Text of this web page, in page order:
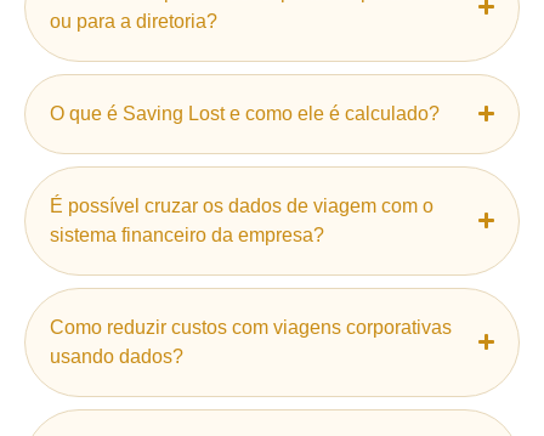
ou para a diretoria?
O que é Saving Lost e como ele é calculado?
É possível cruzar os dados de viagem com o
sistema financeiro da empresa?
Como reduzir custos com viagens corporativas
usando dados?